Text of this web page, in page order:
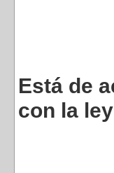
Está de
con la